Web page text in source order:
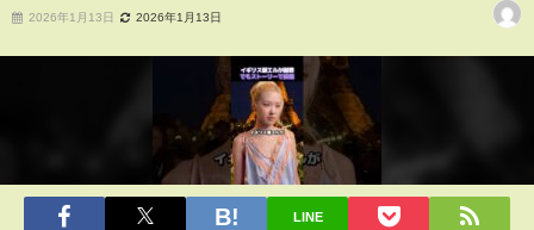
2026年1月13日 2026年1月13日
LINE